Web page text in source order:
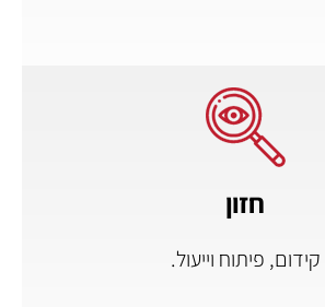
חזון
קידום, פיתוח וייעול.